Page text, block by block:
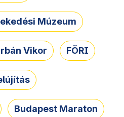
Múzeum
Vikor FÖRI
Budapest Maraton